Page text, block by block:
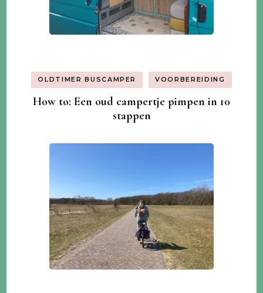
OLDTIMER BUSCAMPER VOORBEREIDING
How to: Een oud campertje pimpen in 10
stappen